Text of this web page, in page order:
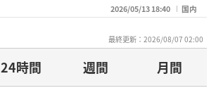
2026/05/13 18:40 国内
最終更新：2026/08/07 02:00
24時間 週間
月間